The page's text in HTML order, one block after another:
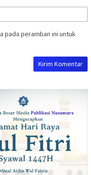
pada peramban ini untuk